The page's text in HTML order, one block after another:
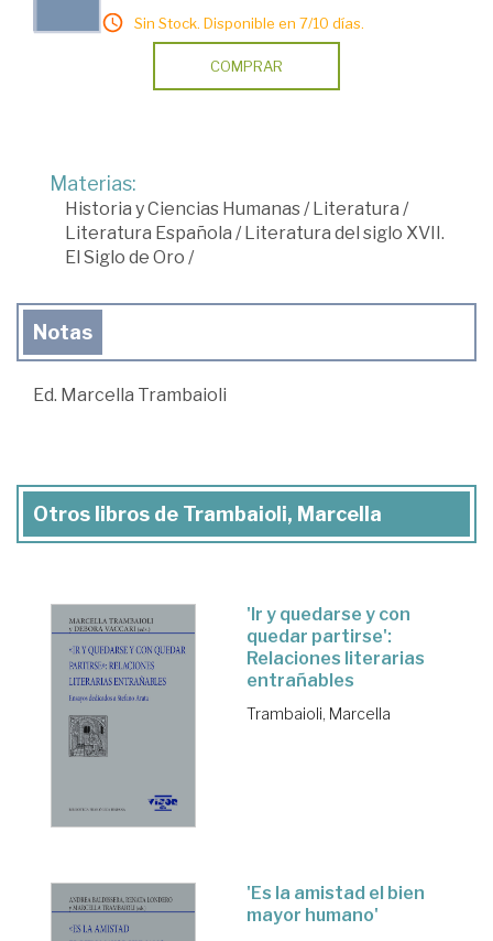
Sin Stock. Disponible en 7/10 días.
COMPRAR
Materias:
Historia y Ciencias Humanas/Literatura /
Literatura Española /Literatura del siglo XVII.
El Siglo de Oro /
Notas
Ed. Marcella Trambaioli
Otros libros de Trambaioli, Marcella
'Ir y quedarse y con
quedar partirse':
Relaciones literarias
entrañables
Trambaioli, Marcella
'Es la amistad el bien
mayor humano'